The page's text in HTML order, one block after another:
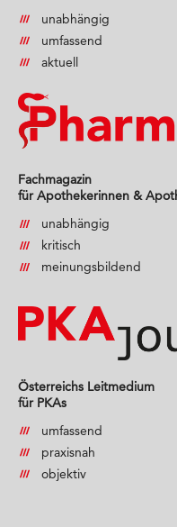
unabhängig
umfassend
aktuell
Fachmagazin
für Apothekerinnen &
unabhängig
kritisch
meinungsbildend
Österreichs Leitmedium
für PKAs
umfassend
praxisnah
objektiv